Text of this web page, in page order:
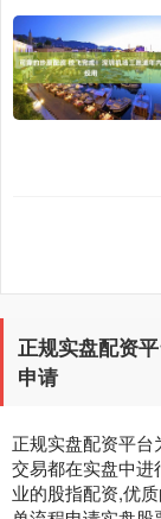
正规实盘配资
申请
正规实盘配资平
交易都在实盘中
业的股指配资,优